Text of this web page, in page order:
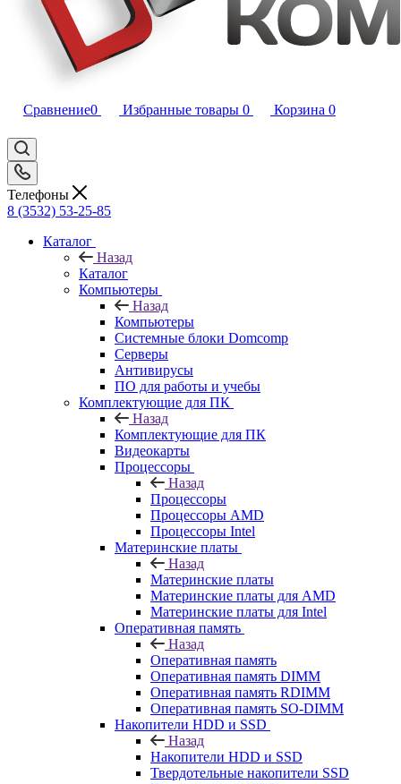
Сравнение0 Избранные товары 0 Корзина 0
Телефоны
8 (3532) 53-25-85
Каталог
Назад
Каталог
Компьютеры
Назад
Компьютеры
Системные блоки Domcomp
Серверы
Антивирусы
ПО для работы и учебы
Комплектующие для ПК
Назад
Комплектующие для ПК
Видеокарты
Процессоры
Назад
Процессоры
Процессоры AMD
Процессоры Intel
Материнские платы
Назад
Материнские платы
Материнские платы для AMD
Материнские платы для Intel
Оперативная память
Назад
Оперативная память
Оперативная память DIMM
Оперативная память RDIMM
Оперативная память SO-DIMM
Накопители HDD и SSD
Назад
Накопители HDD и SSD
Твердотельные накопители SSD